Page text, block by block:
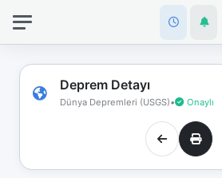
Deprem Detayı
Dünya Depremleri (USGS)• Onaylı
bağlantınız
koptu!
Çevrimdışı
moddasınız.